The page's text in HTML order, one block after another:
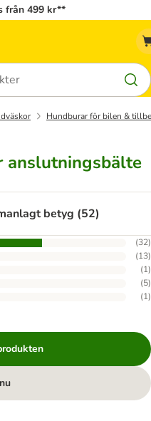
från 499 kr**
Hundburar för bilen &
anslutningsbälte
betyg (52)
(32)
(13)
(1)
(5)
(1)